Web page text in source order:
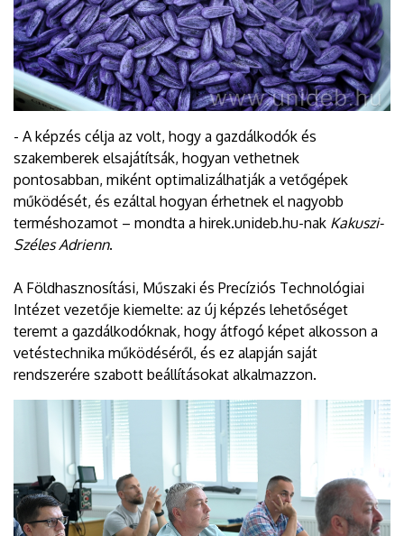
- A képzés célja az volt, hogy a gazdálkodók és
szakemberek elsajátítsák, hogyan vethetnek
pontosabban, miként optimalizálhatják a vetőgépek
működését, és ezáltal hogyan érhetnek el nagyobb
terméshozamot – mondta a hirek.unideb.hu-nak Kakuszi-
Széles Adrienn.
A Földhasznosítási, Műszaki és Precíziós Technológiai
Intézet vezetője kiemelte: az új képzés lehetőséget
teremt a gazdálkodóknak, hogy átfogó képet alkosson a
vetéstechnika működéséről, és ez alapján saját
rendszerére szabott beállításokat alkalmazzon.